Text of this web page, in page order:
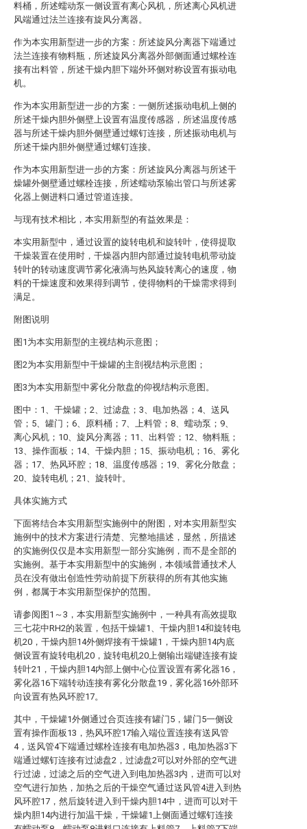
料桶，所述蠕动泵一侧设置有离心风机，所述离心风机进
风端通过法兰连接有旋风分离器。
作为本实用新型进一步的方案：所述旋风分离器下端通过
法兰连接有物料瓶，所述旋风分离器外部侧面通过螺栓连
接有出料管，所述干燥内胆下端外环侧对称设置有振动电
机。
作为本实用新型进一步的方案：一侧所述振动电机上侧的
所述干燥内胆外侧壁上设置有温度传感器，所述温度传感
器与所述干燥内胆外侧壁通过螺钉连接，所述振动电机与
所述干燥内胆外侧壁通过螺钉连接。
作为本实用新型进一步的方案：所述旋风分离器与所述干
燥罐外侧壁通过螺栓连接，所述蠕动泵输出管口与所述雾
化器上侧进料口通过管道连接。
与现有技术相比，本实用新型的有益效果是：
本实用新型中，通过设置的旋转电机和旋转叶，使得提取
干燥装置在使用时，干燥器内胆内部通过旋转电机带动旋
转叶的转动速度调节雾化液滴与热风旋转离心的速度，物
料的干燥速度和效果得到调节，使得物料的干燥需求得到
满足。
附图说明
图1为本实用新型的主视结构示意图；
图2为本实用新型中干燥罐的主剖视结构示意图；
图3为本实用新型中雾化分散盘的仰视结构示意图。
图中：1、干燥罐；2、过滤盘；3、电加热器；4、送风
管；5、罐门；6、原料桶；7、上料管；8、蠕动泵；9、
离心风机；10、旋风分离器；11、出料管；12、物料瓶；
13、操作面板；14、干燥内胆；15、振动电机；16、雾化
器；17、热风环腔；18、温度传感器；19、雾化分散盘；
20、旋转电机；21、旋转叶。
具体实施方式
下面将结合本实用新型实施例中的附图，对本实用新型实
施例中的技术方案进行清楚、完整地描述，显然，所描述
的实施例仅仅是本实用新型一部分实施例，而不是全部的
实施例。基于本实用新型中的实施例，本领域普通技术人
员在没有做出创造性劳动前提下所获得的所有其他实施
例，都属于本实用新型保护的范围。
请参阅图1～3，本实用新型实施例中，一种具有高效提取
三七花中RH2的装置，包括干燥罐1、干燥内胆14和旋转电
机20，干燥内胆14外侧焊接有干燥罐1，干燥内胆14内底
侧设置有旋转电机20，旋转电机20上侧输出端键连接有旋
转叶21，干燥内胆14内部上侧中心位置设置有雾化器16，
雾化器16下端转动连接有雾化分散盘19，雾化器16外部环
向设置有热风环腔17。
其中，干燥罐1外侧通过合页连接有罐门5，罐门5一侧设
置有操作面板13，热风环腔17输入端位置连接有送风管
4，送风管4下端通过螺栓连接有电加热器3，电加热器3下
端通过螺钉连接有过滤盘2，过滤盘2可以对外部的空气进
行过滤，过滤之后的空气进入到电加热器3内，进而可以对
空气进行加热，加热之后的干燥空气通过送风管4进入到热
风环腔17，然后旋转进入到干燥内胆14中，进而可以对干
燥内胆14内进行加温干燥，干燥罐1上侧面通过螺钉连接